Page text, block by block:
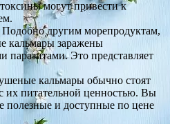
могут привести к
другим морепродуктам,
кальмары заражены
паразитами. Это представляет
кальмары обычно стоят
их питательной ценностью. Вы
полезные и доступные по цене